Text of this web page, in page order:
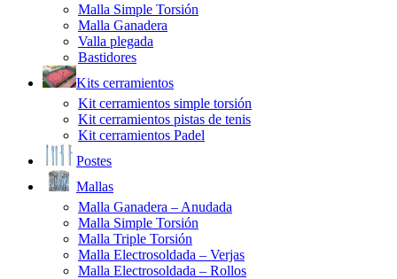
Malla Simple Torsión
Malla Ganadera
Valla plegada
Bastidores
Kits cerramientos
Kit cerramientos simple torsión
Kit cerramientos pistas de tenis
Kit cerramientos Padel
Postes
Mallas
Malla Ganadera – Anudada
Malla Simple Torsión
Malla Triple Torsión
Malla Electrosoldada – Verjas
Malla Electrosoldada – Rollos